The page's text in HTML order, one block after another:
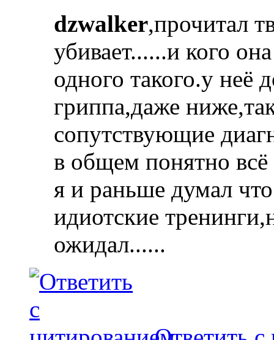
dzwalker,прочитал
убивает......и кого
одного такого.у неё
гриппа,даже
сопутствующие
в общем понятно всё
я и раньше думал
идиотские
ожидал......